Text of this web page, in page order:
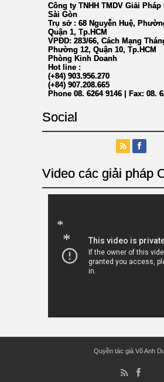
Công ty TNHH TMDV Giải Pháp
Sài Gòn
Trụ sở : 68 Nguyễn Huệ,
Quận 1, Tp.HCM
VPĐD: 283/66, Cách Mạng
Phường 12, Quận 10, Tp.HCM
Phòng Kinh Doanh
Hot line :
(+84) 903.956.270
(+84) 907.208.665
Phone 08. 6264 9146 | Fax: 08.
Social
Video các giải pháp
Quyền tác giả Võ Anh
*
*
*